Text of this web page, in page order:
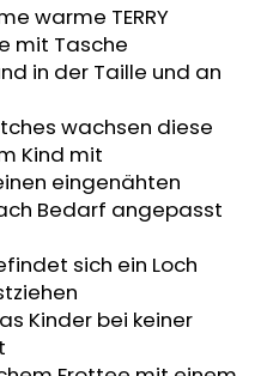
warme TERRY
mit Tasche
in der Taille und an
wachsen diese
Kind mit
eingenähten
Bedarf angepasst
sich ein Loch
Kinder bei keiner